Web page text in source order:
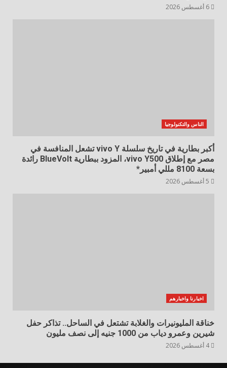
الناس والتكنولوجيا
أكبر بطارية في تاريخ سلسلة vivo Y تشعل المنافسة في
مصر مع إطلاق vivo Y500، المزود ببطارية BlueVolt رائدة
بسعة 8100 مللي أمبير*
اخبارنا واخبارهم
خناقة المليونيرات والغلابة تشتعل في الساحل.. تذاكر حفل
شيرين وعمرو دياب من 1000 جنيه إلى نصف مليون